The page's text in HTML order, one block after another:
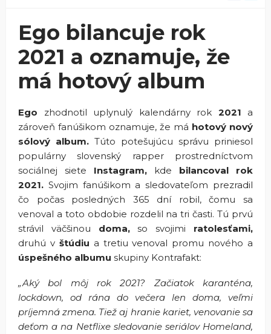
Ego bilancuje rok
2021 a oznamuje, že
má hotový album
Ego zhodnotil uplynulý kalendárny rok 2021 a
zároveň fanúšikom oznamuje, že má hotový nový
sólový album. Túto potešujúcu správu priniesol
populárny slovenský rapper prostredníctvom
sociálnej siete Instagram, kde bilancoval rok
2021. Svojim fanúšikom a sledovateľom prezradil
čo počas posledných 365 dní robil, čomu sa
venoval a toto obdobie rozdelil na tri časti. Tú prvú
strávil väčšinou doma,so svojimi ratolesťami,
druhú v štúdiu a tretiu venoval promu nového a
úspešného albumu skupiny Kontrafakt:
„Aký bol môj rok 2021? Začiatok karanténa,
lockdown, od rána do večera len doma, veľmi
príjemná zmena. Tiež aj hranie kariet, venovanie sa
deťom a na Netflixe sledovanie seriálov Homeland,